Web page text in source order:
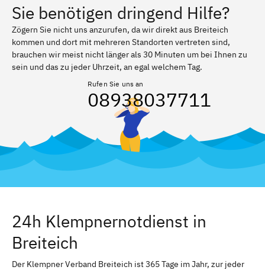
Sie benötigen dringend Hilfe?
Zögern Sie nicht uns anzurufen, da wir direkt aus Breiteich
kommen und dort mit mehreren Standorten vertreten sind,
brauchen wir meist nicht länger als 30 Minuten um bei Ihnen zu
sein und das zu jeder Uhrzeit, an egal welchem Tag.
Rufen Sie uns an
08938037711
24h Klempnernotdienst in
Breiteich
Der Klempner Verband Breiteich ist 365 Tage im Jahr, zur jeder